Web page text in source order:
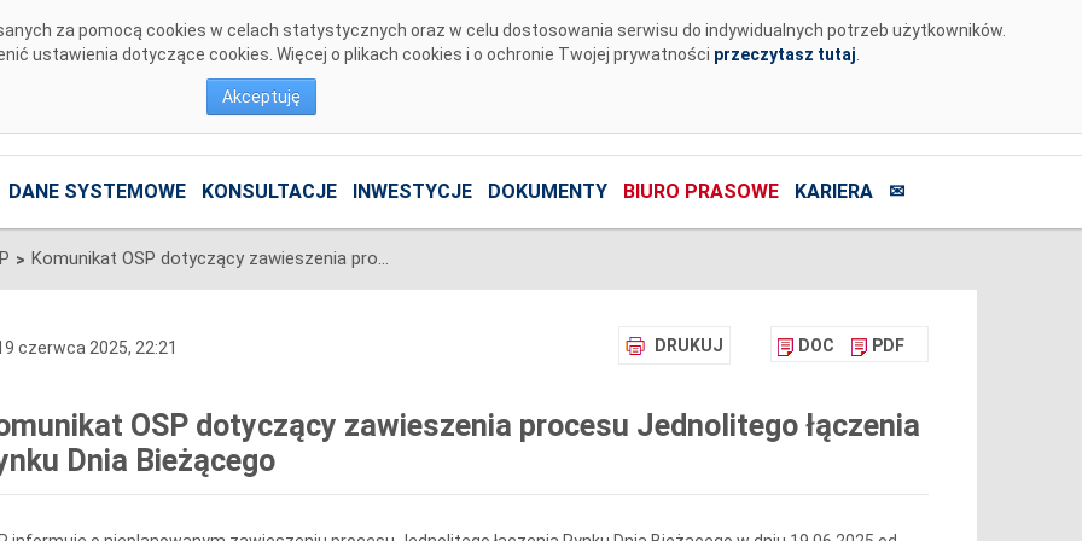
za pomocą cookies w celach statystycznych oraz w celu dostosowania serwisu do indywidualnych potrzeb użytkowników.
ustawienia dotyczące cookies. Więcej o plikach cookies i o ochronie Twojej prywatności przeczytasz tutaj
Akceptuję
DANE SYSTEMOWE KONSULTACJE INWESTYCJE DOKUMENTY BIURO PRASOWE KARIERA ✉
> Komunikat OSP dotyczący zawieszenia procesu Jednolitego łączenia Rynku Dnia Bieżącego
DRUKUJ DOC PDF
czerwca 2025, 22:21
OSP dotyczący zawieszenia procesu Jednolitego łączenia
Dnia Bieżącego